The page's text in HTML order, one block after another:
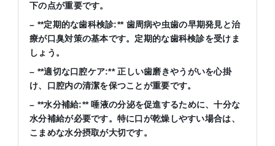
下の点が重要です。
– **定期的な歯科検診:** 歯周病や虫歯の早期発見と治
療が口臭対策の基本です。定期的な歯科検診を受けま
しょう。
– **適切な口腔ケア:** 正しい歯磨きやうがいを心掛
け、口腔内の清潔を保つことが重要です。
– **水分補給:** 唾液の分泌を促進するために、十分な
水分補給が必要です。特に口が乾燥しやすい場合は、
こまめな水分摂取が大切です。